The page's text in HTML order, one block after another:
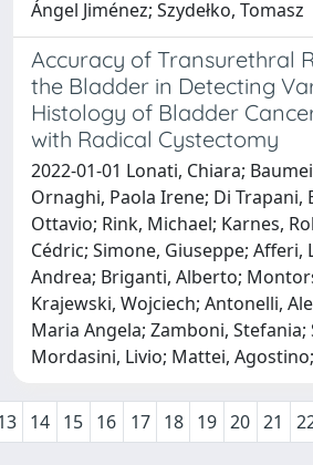
Ángel Jiménez; Szydełko, Tomasz
Accuracy of Transurethral
the Bladder in Detecting
Histology of Bladder
with Radical Cystectomy
2022-01-01 Lonati, Chiara;
Ornaghi, Paola Irene; Di Trapani,
Ottavio; Rink, Michael; Karnes,
Cédric; Simone, Giuseppe; Afferi,
Andrea; Briganti, Alberto;
Krajewski, Wojciech; Antonelli,
Maria Angela; Zamboni, Stefania;
Mordasini, Livio; Mattei,
14 15 16 17 18 19 20 21